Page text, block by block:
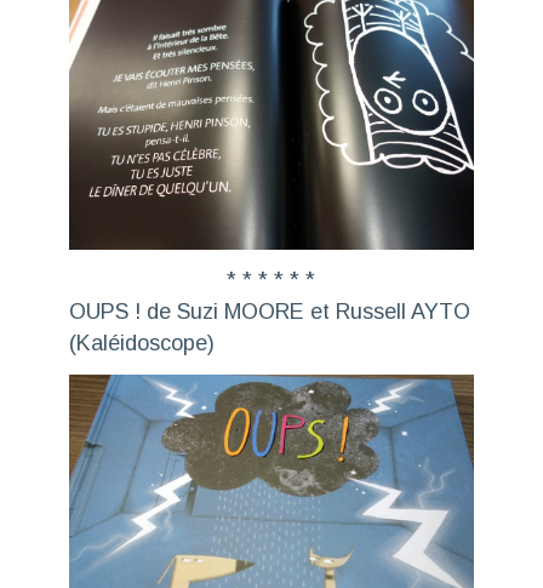
* * * * * *
OUPS ! de Suzi MOORE et Russell AYTO
(Kaléidoscope)